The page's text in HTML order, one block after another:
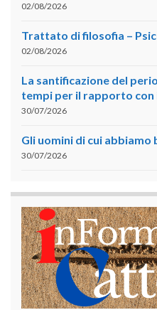
02/08/2026
Trattato di filosofia –
02/08/2026
La santificazione del
tempi per il rapporto con
30/07/2026
Gli uomini di cui abbiamo
30/07/2026